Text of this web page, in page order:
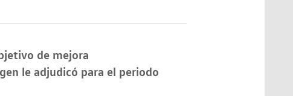
de mejora
le adjudicó para el periodo